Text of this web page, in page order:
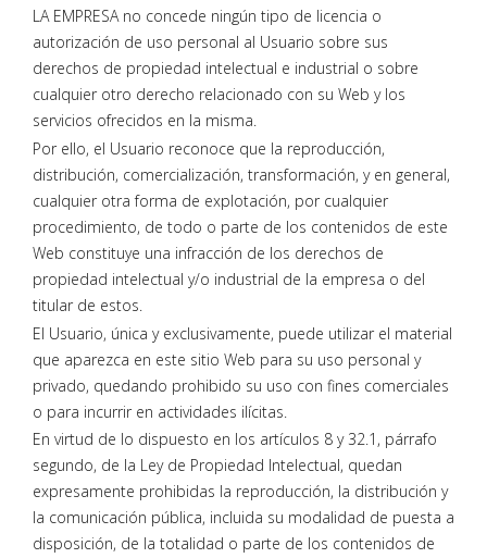
LA EMPRESA no concede ningún tipo de licencia o
autorización de uso personal al Usuario sobre sus
derechos de propiedad intelectual e industrial o sobre
cualquier otro derecho relacionado con su Web y los
servicios ofrecidos en la misma.
Por ello, el Usuario reconoce que la reproducción,
distribución, comercialización, transformación, y en general,
cualquier otra forma de explotación, por cualquier
procedimiento, de todo o parte de los contenidos de este
Web constituye una infracción de los derechos de
propiedad intelectual y/o industrial de la empresa o del
titular de estos.
El Usuario, única y exclusivamente, puede utilizar el material
que aparezca en este sitio Web para su uso personal y
privado, quedando prohibido su uso con fines comerciales
o para incurrir en actividades ilícitas.
En virtud de lo dispuesto en los artículos 8 y 32.1, párrafo
segundo, de la Ley de Propiedad Intelectual, quedan
expresamente prohibidas la reproducción, la distribución y
la comunicación pública, incluida su modalidad de puesta a
disposición, de la totalidad o parte de los contenidos de